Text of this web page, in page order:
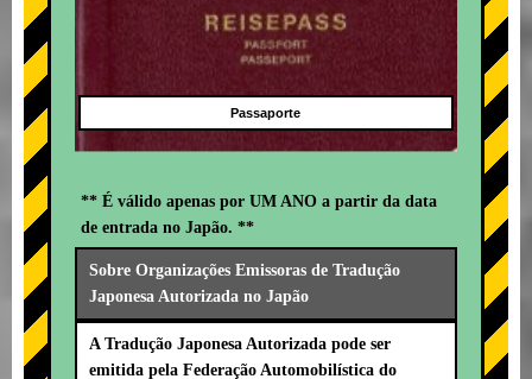
Passaporte
** É válido apenas por UM ANO a partir da data
de entrada no Japão. **
Sobre Organizações Emissoras de Tradução
Japonesa Autorizada no Japão
A Tradução Japonesa Autorizada pode ser
emitida pela Federação Automobilística do